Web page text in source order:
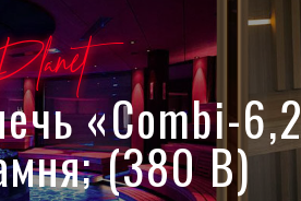
«Combi-
(380 В)